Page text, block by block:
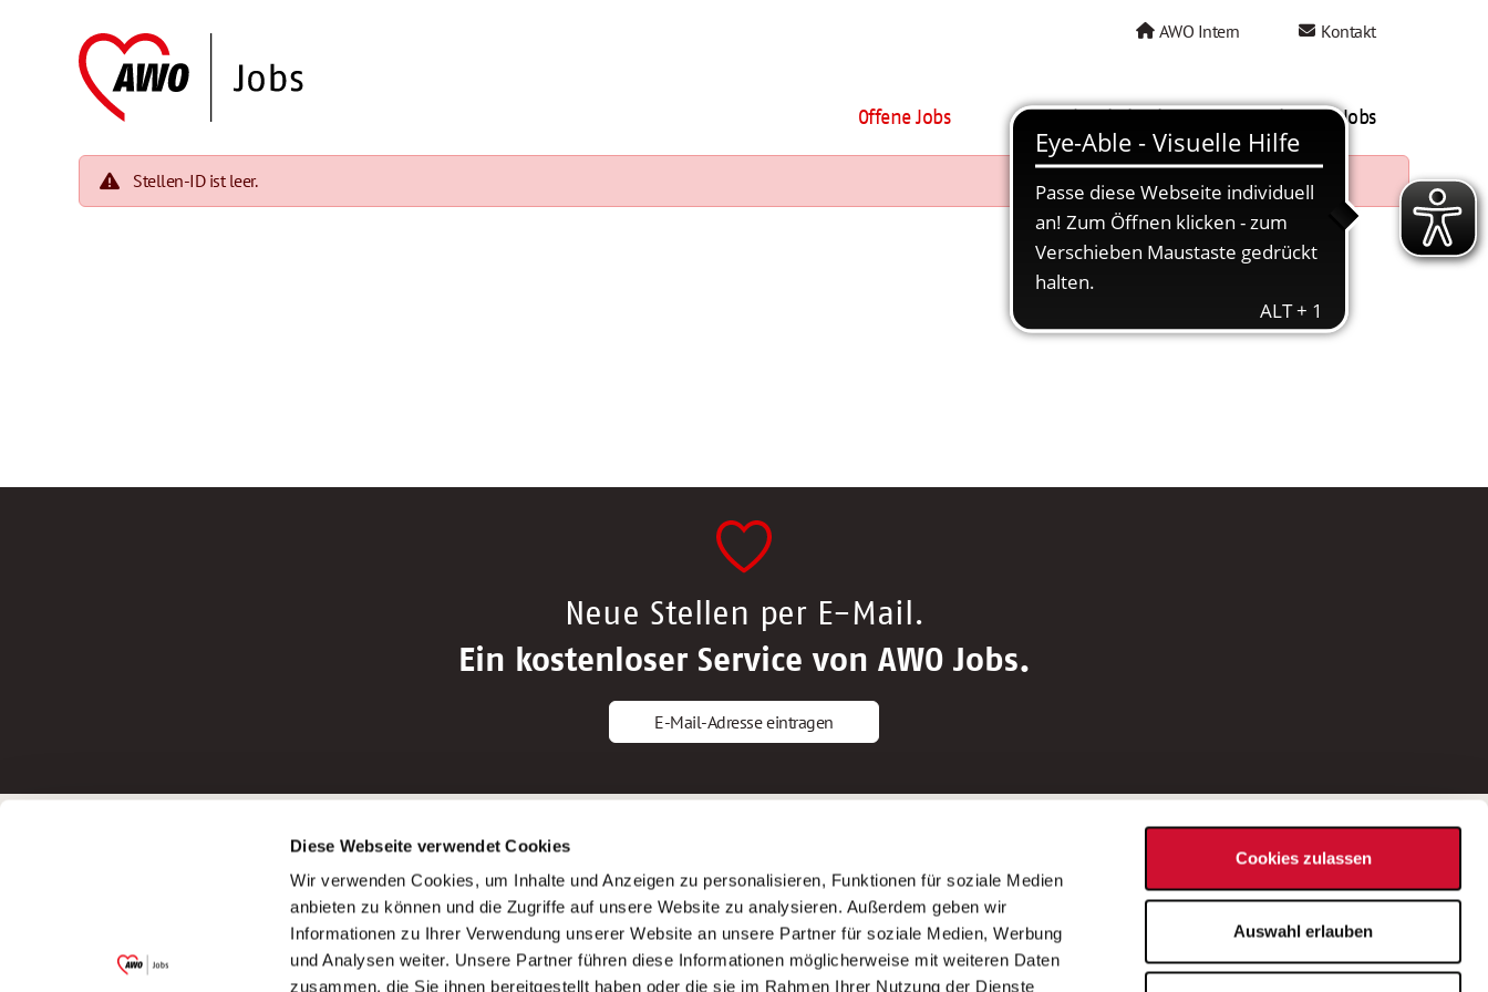
Diese Webseite verwendet Cookies
Wir verwenden Cookies, um Inhalte und Anzeigen zu personalisieren, Funktionen für soziale Medien
anbieten zu können und die Zugriffe auf unsere Website zu analysieren. Außerdem geben wir
Informationen zu Ihrer Verwendung unserer Website an unsere Partner für soziale Medien, Werbung
und Analysen weiter. Unsere Partner führen diese Informationen möglicherweise mit weiteren Daten
zusammen, die Sie ihnen bereitgestellt haben oder die sie im Rahmen Ihrer Nutzung der Dienste
Cookies zulassen
Auswahl erlauben
AWO Intern Kontakt
Offene Jobs AWO als Arbeitgeber Mein AWO Jobs
Stellen-ID ist leer.
Neue Stellen per E-Mail.
Ein kostenloser Service von AWO Jobs.
E-Mail-Adresse eintragen
Garitz Bewirtschaftungsbetriebe GmbH
(Ein Tochterunternehmen des AWO
Bezirksverbandes Unterfranken e.V.)
Bewerbungstipps
Bewerbung als Altenpfleger*in
Bewerbung als Krankenpfleger*in
Bewerbung als Altenpflegehelfer*in
Bewerbung als Erzieher*in
AWO Gliederungen nach Bundesland
Stellenangebote nach Bundesländern
Sitemap
Impressum
Datenschutz
Bei Fragen zu einer Stellenausschreibung
wenden Sie sich bitte an die*den in der
Stellenausschreibung genannte*n